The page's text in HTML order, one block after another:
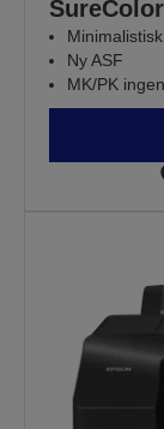
Ny ASF
MK/PK